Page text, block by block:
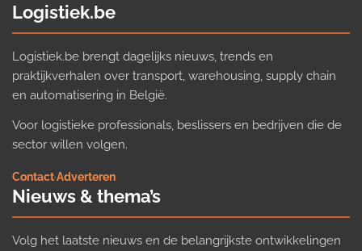
Logistiek.be
Logistiek.be brengt dagelijks nieuws, trends en
praktijkverhalen over transport, warehousing, supply chain
en automatisering in België.
Voor logistieke professionals, beslissers en bedrijven die de
sector willen volgen.
Contact·Adverteren
Nieuws & thema’s
Volg het laatste nieuws en de belangrijkste ontwikkelingen